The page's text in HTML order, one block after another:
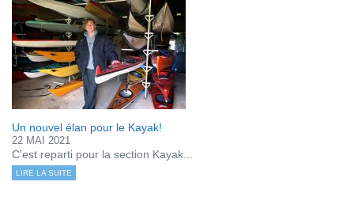
Un nouvel élan pour le Kayak!
22 MAI 2021
C'est reparti pour la section Kayak...
LIRE LA SUITE